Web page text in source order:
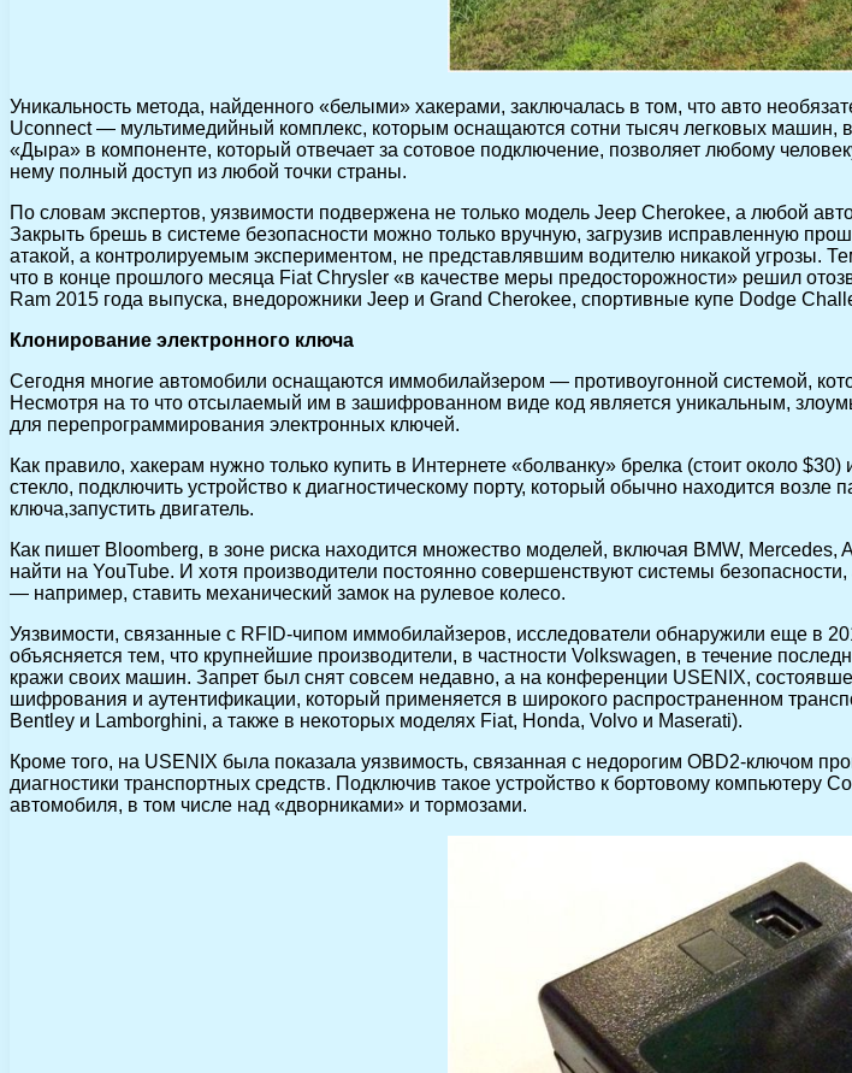
Уникальность метода, найденного «белыми» хакерами, заключалась в том, что авто
Uconnect — мультимедийный комплекс, которым оснащаются сотни тысяч легковых машин,
«Дыра» в компоненте, который отвечает за сотовое подключение, позволяет любому
нему полный доступ из любой точки страны.
По словам экспертов, уязвимости подвержена не только модель Jeep Cherokee, а любой
Закрыть брешь в системе безопасности можно только вручную, загрузив исправленную
атакой, а контролируемым экспериментом, не представлявшим водителю никакой угрозы.
что в конце прошлого месяца Fiat Chrysler «в качестве меры предосторожности» решил
Ram 2015 года выпуска, внедорожники Jeep и Grand Cherokee, спортивные купе Dodge
Клонирование электронного ключа
Сегодня многие автомобили оснащаются иммобилайзером — противоугонной системой,
Несмотря на то что отсылаемый им в зашифрованном виде код является уникальным,
для перепрограммирования электронных ключей.
Как правило, хакерам нужно только купить в Интернете «болванку» брелка (стоит около
стекло, подключить устройство к диагностическому порту, который обычно находится
ключа,запустить двигатель.
Как пишет Bloomberg, в зоне риска находится множество моделей, включая BMW,
найти на YouTube. И хотя производители постоянно совершенствуют системы
— например, ставить механический замок на рулевое колесо.
Уязвимости, связанные с RFID-чипом иммобилайзеров, исследователи обнаружили еще в
объясняется тем, что крупнейшие производители, в частности Volkswagen, в течение
кражи своих машин. Запрет был снят совсем недавно, а на конференции USENIX,
шифрования и аутентификации, который применяется в широкого распространенном
Bentley и Lamborghini, а также в некоторых моделях Fiat, Honda, Volvo и Maserati).
Кроме того, на USENIX была показала уязвимость, связанная с недорогим OBD2-ключом
диагностики транспортных средств. Подключив такое устройство к бортовому компьютеру
автомобиля, в том числе над «дворниками» и тормозами.